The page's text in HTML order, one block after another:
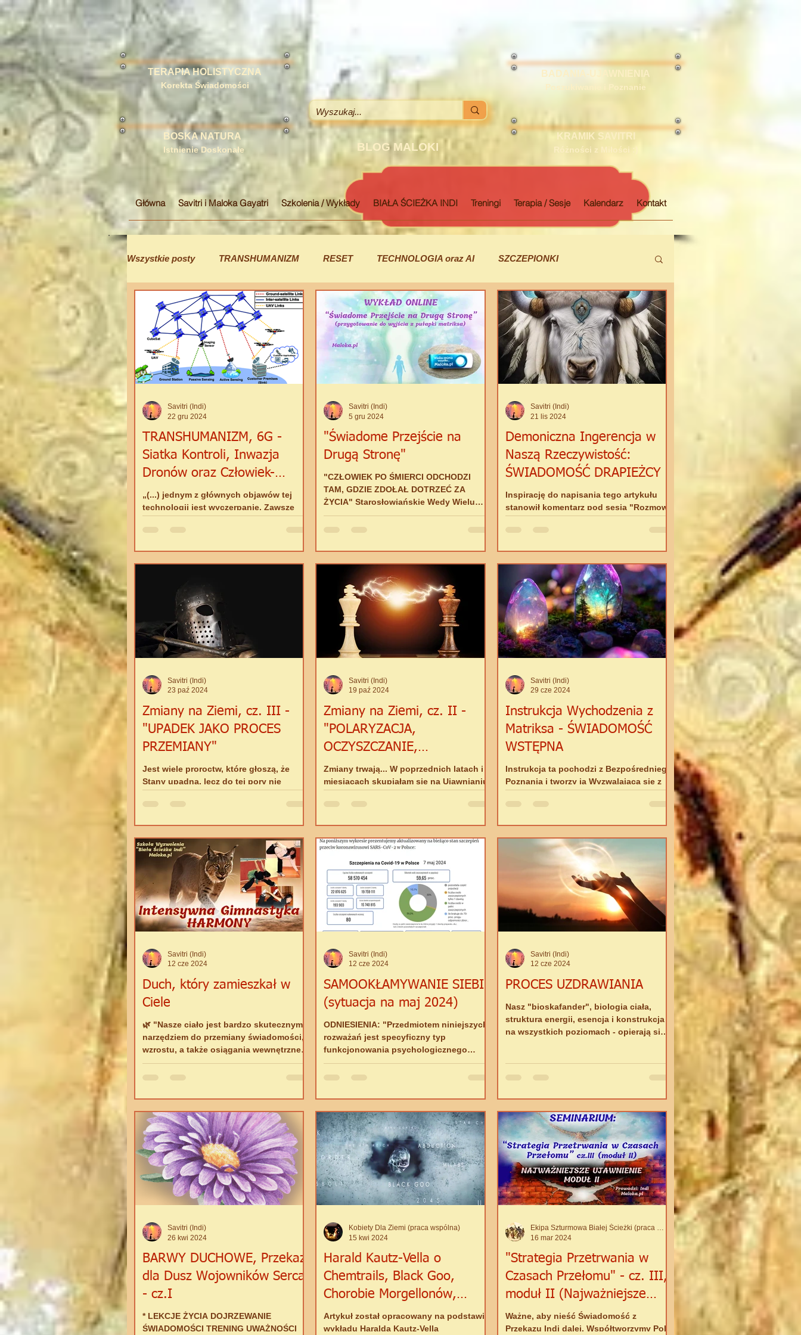
TERAPIA HOLISTYCZNA
Korekta Świadomości
BADANIA-UJAWNIENIA
Poszukiwanie i Poznanie
BOSKA NATURA
Istnienie Doskonałe BLOG MALOKI
KRAMIK SAVITRI
Różności z Miłości :)
Główna Savitri i Maloka Gayatri Szkolenia / Wykłady BIAŁA ŚCIEŻKA INDI Treningi Terapia / Sesje Kalendarz Kontakt
Wszystkie posty TRANSHUMANIZM RESET TECHNOLOGIA oraz AI SZCZEPIONKI
TAJNE PROJEKTY UKRYWANA WIEDZA BIAŁA ŚCIEŻKA - Szkoła Wyzwolenia
EWOLUCJA DUCHOWA DUCHOWOŚĆ CIELESNA Spiritual Writing New Age
PRZEKAZY SAVITRI-GAYATRI (Indi)
TRANSHUMANIZM, 6G -
Siatka Kontroli, Inwazja
Dronów oraz Człowiek-
Ładowarka
„(...) jednym z głównych objawów tej
technologii jest wyczerpanie. Zawsze
Savitri (Indi)
22 gru 2024
"Świadome Przejście na
Drugą Stronę"
"CZŁOWIEK PO ŚMIERCI ODCHODZI
TAM, GDZIE ZDOŁAŁ DOTRZEĆ ZA
ŻYCIA" Starosłowiańskie Wedy Wielu
sądzi, że po śmierci nastąpi katharsis,...
Savitri (Indi)
5 gru 2024
Demoniczna Ingerencja w
Naszą Rzeczywistość:
ŚWIADOMOŚĆ DRAPIEŻCY
Inspirację do napisania tego artykułu
stanowił komentarz pod sesją "Rozmowa
Savitri (Indi)
21 lis 2024
Zmiany na Ziemi, cz. III -
"UPADEK JAKO PROCES
PRZEMIANY"
Jest wiele proroctw, które głoszą, że
Stany upadną, lecz do tej pory nie
Savitri (Indi)
23 paź 2024
Zmiany na Ziemi, cz. II -
"POLARYZACJA,
OCZYSZCZANIE,
ROZMRAŻANIE"
Zmiany trwają... W poprzednich latach i
miesiącach skupiałam się na Ujawnianiu
Savitri (Indi)
19 paź 2024
Instrukcja Wychodzenia z
Matriksa - ŚWIADOMOŚĆ
WSTĘPNA
Instrukcja ta pochodzi z Bezpośredniego
Poznania i tworzy ją Wyzwalająca się z
Savitri (Indi)
29 cze 2024
Duch, który zamieszkał w
Ciele
🌿 "Nasze ciało jest bardzo skutecznym
narzędziem do przemiany świadomości,
wzrostu, a także osiągania wewnętrznej
mocy. Już samo...
Savitri (Indi)
12 cze 2024
SAMOOKŁAMYWANIE SIEBIE
(sytuacja na maj 2024)
ODNIESIENIA: "Przedmiotem niniejszych
rozważań jest specyficzny typ
funkcjonowania psychologicznego
określany jako represywny (czyli...
Savitri (Indi)
12 cze 2024
PROCES UZDRAWIANIA
Nasz "bioskafander", biologia ciała,
struktura energii, esencja i konstrukcja
na wszystkich poziomach - opierają się
wiecznej esencji. Ciała materialne
podlegają pewnym cyklom, w trakcie
których ich funkcje podtrzymywane są
właśnie poprzez samoregulację. Kiedy
kończy się pewien cykl - naturalnie
Savitri (Indi)
12 cze 2024
BARWY DUCHOWE, Przekaz
dla Dusz Wojowników Serca
- cz.I
* LEKCJE ŻYCIA DOJRZEWANIE
ŚWIADOMOŚCI TRENING UWAŻNOŚCI
Savitri (Indi)
26 kwi 2024
Harald Kautz-Vella o
Chemtrails, Black Goo,
Chorobie Morgellonów,
Mikrofalach i Smart Dust
Artykuł został opracowany na podstawie
wykładu Haralda Kautz-Vella
Kobiety Dla Ziemi (praca wspólna)
15 kwi 2024
"Strategia Przetrwania w
Czasach Przełomu" - cz. III,
moduł II (Najważniejsze
Ujawnienie)
Ważne, aby nieść Świadomość z
Przekazu Indi dalej. Współtworzymy Pole
Ekipa Szturmowa Białej Ścieżki (praca wspólna)
16 mar 2024